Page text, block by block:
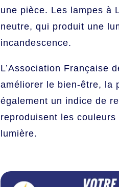
une pièce. Les lampes à
neutre, qui produit une
incandescence.
L’Association Française
améliorer le bien-être, la
également un indice de
reproduisent les
lumière.